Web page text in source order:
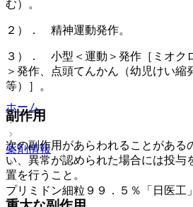
む）。
２）． 精神運動発作。
３）． 小型＜運動＞発作［ミオク
＞発作、点頭てんかん（幼児けい縮
等）］。
副作用
次の副作用があらわれることがある
い、異常が認められた場合には投与
置を行うこと。
ホーム
薬剤情報
プリミドン細粒９９．５％「日医工」